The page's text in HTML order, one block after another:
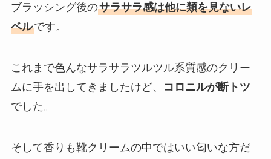
ブラッシング後のサラサラ感は他に類を見ないレ
ベルです。
これまで色んなサラサラツルツル系質感のクリー
ムに手を出してきましたけど、
コロニルが断トツ
でした。
そして香りも靴クリームの中ではいい匂いな方だ